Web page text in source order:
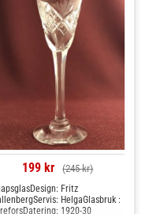
199 kr (245 kr)
Fritz
HelgaGlasbruk :
1920-30